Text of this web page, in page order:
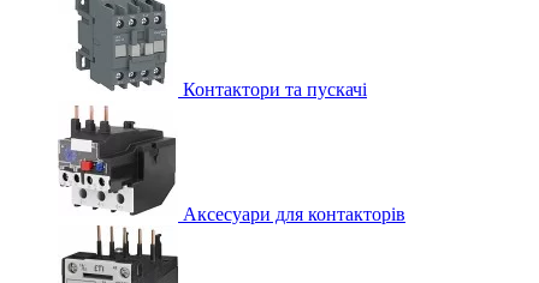
Контактори та пускачі
Аксесуари для контакторів